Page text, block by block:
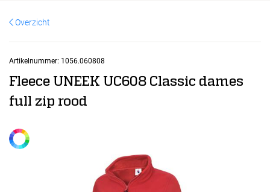
KMS
Uitzendbureau?
Overzicht
Artikelnummer: 1056.060808
Fleece UNEEK UC608 Classic dames
full zip rood